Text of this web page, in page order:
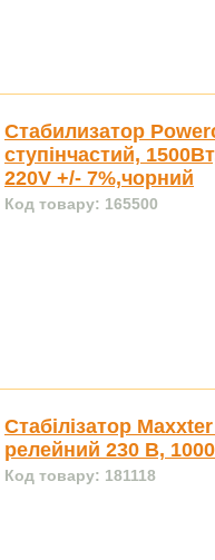
Стабилизатор
ступінчастий,
220V +/- 7%,чорний
Код товару: 165500
Стабілізатор
релейний 230 В,
Код товару: 181118